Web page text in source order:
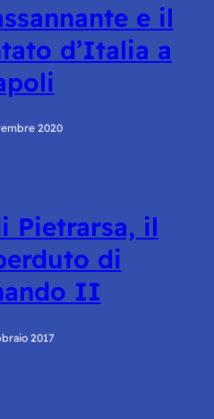
e il
d’Italia a
2020
Pietrarsa, il
di
II
2017